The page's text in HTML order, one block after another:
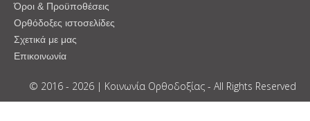
Όροι & Προϋποθέσεις
Ορθόδοξες ιστοσελίδες
Σχετικά με μας
Επικοινωνία
© 2016 - 2026 | Κοινωνία Ορθοδοξίας - All Rights Reserved